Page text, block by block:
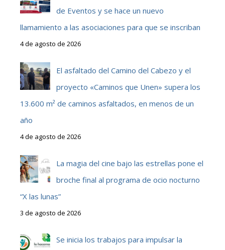
de Eventos y se hace un nuevo
llamamiento a las asociaciones para que se inscriban
4 de agosto de 2026
El asfaltado del Camino del Cabezo y el
proyecto «Caminos que Unen» supera los
13.600 m² de caminos asfaltados, en menos de un
año
4 de agosto de 2026
La magia del cine bajo las estrellas pone el
broche final al programa de ocio nocturno
“X las lunas”
3 de agosto de 2026
Se inicia los trabajos para impulsar la